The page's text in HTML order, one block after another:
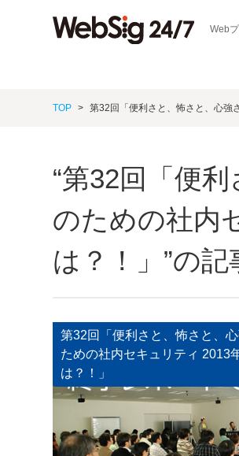
Web
TOP 第32回「便利さと、怖さと、心強
“第32回「便
のための社内
は？！」”の記
第32回「便利さと、怖さと、
ための社内セキュリティ 2013
は？！」